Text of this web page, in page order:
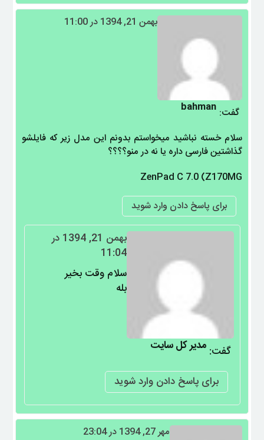
bahman گفت:
بهمن 21, 1394 در 11:00
سلام خسته نباشید میخواستم بدونم این مدل زیر که فایلشو
گذاشتین فارسی داره یا نه در منو؟؟؟؟
ZenPad C 7.0 (Z170MG
برای پاسخ دادن وارد شوید
مدیر کل سایت گفت:
بهمن 21, 1394 در
11:04
سلام وقت بخیر
بله
برای پاسخ دادن وارد شوید
مهر 27, 1394 در 23:04